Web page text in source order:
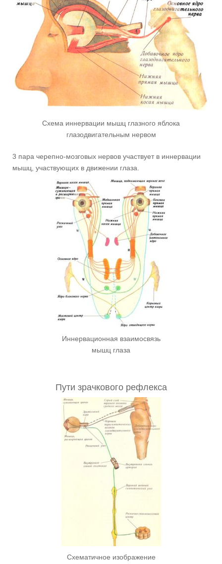
Схема иннервации мышц глазного яблока
глазодвигательным нервом
3 пара черепно-мозговых нервов участвует в иннервации
мышц, участвующих в движении глаза.
Иннервационная взаимосвязь
мышц глаза
Пути зрачкового рефлекса
Схематичное изображение